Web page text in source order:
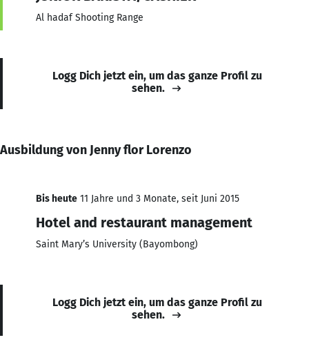
Al hadaf Shooting Range
Logg Dich jetzt ein, um das ganze Profil zu
sehen.
Ausbildung von Jenny flor Lorenzo
Bis heute 11 Jahre und 3 Monate, seit Juni 2015
Hotel and restaurant management
Saint Mary’s University (Bayombong)
Logg Dich jetzt ein, um das ganze Profil zu
sehen.